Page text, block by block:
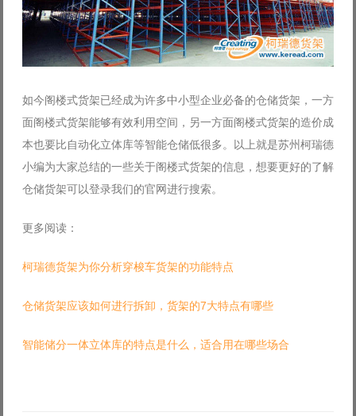
如今阁楼式货架已经成为许多中小型企业必备的仓储货架，一方
面阁楼式货架能够有效利用空间，另一方面阁楼式货架的造价成
本也要比自动化立体库等智能仓储低很多。以上就是苏州柯瑞德
小编为大家总结的一些关于阁楼式货架的信息，想要更好的了解
仓储货架可以登录我们的官网进行搜索。
更多阅读：
柯瑞德货架为你分析穿梭车货架的功能特点
仓储货架应该如何进行拆卸，货架的7大特点有哪些
智能储分一体立体库的特点是什么，适合用在哪些场合